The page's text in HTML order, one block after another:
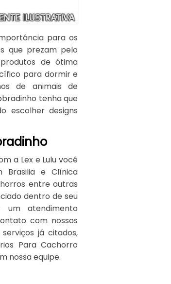
para os
que prezam pelo
de ótima
para dormir e
de animais de
tenha que
escolher designs
a Lex e Lulu você
Brasilia e Clínica
entre outras
dentro de seu
um atendimento
com nossos
já citados,
Para Cachorro
nossa equipe.